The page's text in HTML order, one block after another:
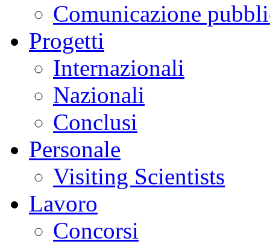
Comunicazione
Progetti
Internazionali
Nazionali
Conclusi
Personale
Visiting Scientists
Lavoro
Concorsi